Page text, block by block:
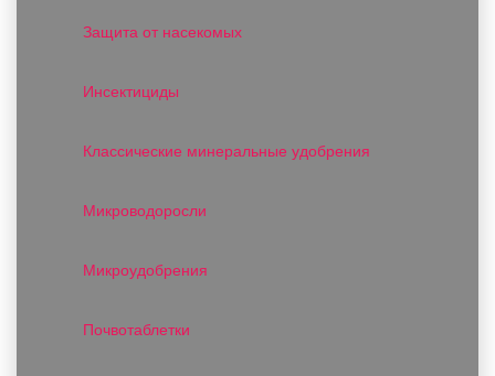
Защита от насекомых
Инсектициды
Классические минеральные удобрения
Микроводоросли
Микроудобрения
Почвотаблетки